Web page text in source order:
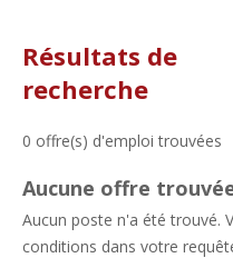
Résultats de
recherche
0 offre(s) d'emploi trouvées
Aucune offre
Aucun poste n'a été trouvé.
conditions dans votre